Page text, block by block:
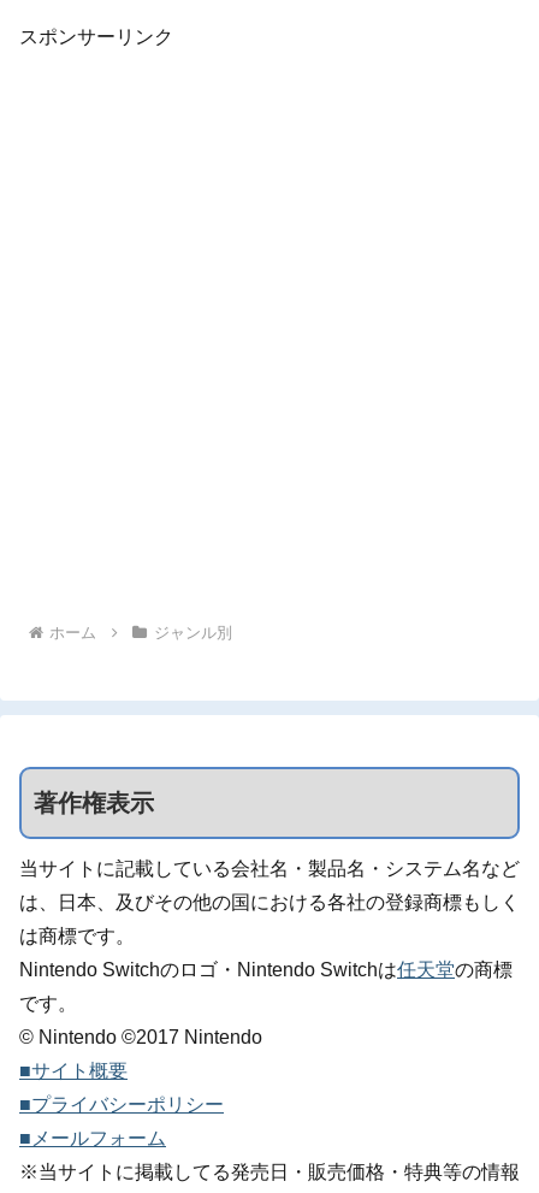
スポンサーリンク
ホーム ジャンル別
著作権表示
当サイトに記載している会社名・製品名・システム名など
は、日本、及びその他の国における各社の登録商標もしく
は商標です。
Nintendo Switchのロゴ・Nintendo Switchは任天堂の商標
です。
© Nintendo ©2017 Nintendo
■サイト概要
■プライバシーポリシー
■メールフォーム
※当サイトに掲載してる発売日・販売価格・特典等の情報